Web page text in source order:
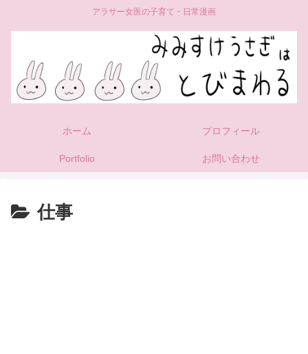
アラサー女医の子育て・日常漫画
ホーム プロフィール
Portfolio お問い合わせ
仕事